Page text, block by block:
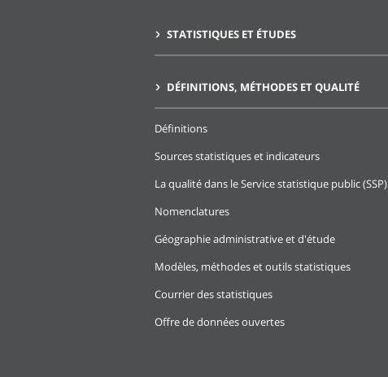
STATISTIQUES ET ÉTUDES
DÉFINITIONS, MÉTHODES ET QUALITÉ
Définitions
Sources statistiques et indicateurs
La qualité dans le Service statistique public (SSP)
Nomenclatures
Géographie administrative et d'étude
Modèles, méthodes et outils statistiques
Courrier des statistiques
Offre de données ouvertes